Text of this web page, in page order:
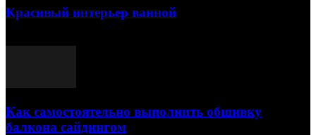
Красивый интерьер ванной
Как самостоятельно выполнить обшивку
балкона сайдингом